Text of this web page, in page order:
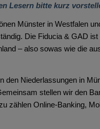
Lesern bitte kurz
Münster in Westfalen
Die Fiducia & GAD ist
– also sowas wie die
den Niederlassungen in
stellen wir den
zählen Online-Banking,